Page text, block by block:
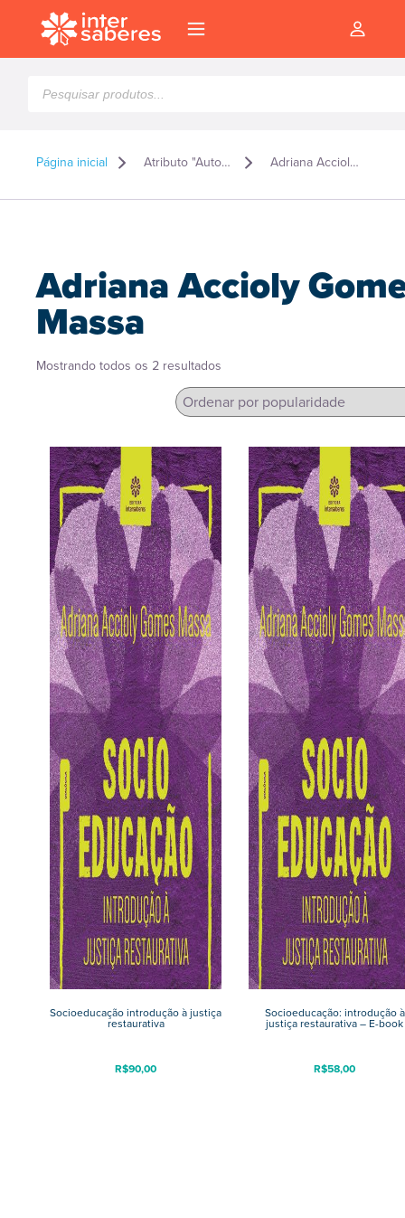
produtos
Página inicial Atributo "Autor" de produto Adriana Accioly Gomes Massa
Adriana Accioly
Massa
Mostrando todos os 2 resultados
popularidade
Socioeducação introdução à justiça
restaurativa
R$90,00
Socioeducação: introdução à
justiça restaurativa – E-book
R$58,00